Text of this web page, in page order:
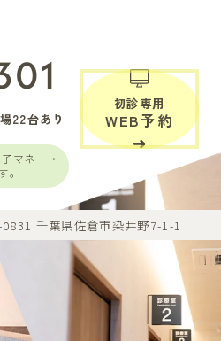
22台あり
マネー・
。
初診専用
WEB予約
千葉県佐倉市染井野7-1-1